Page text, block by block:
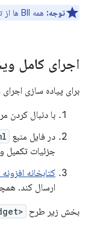
توجه: همه BII ها از تکمیل ویجت پشتیبانی نمی کنند. برای BII که قصد استفاده از آن را دارید به
اجرای کامل
برای پیاده سازی
با دنبال کردن
در فایل منبع
جزئیات
کتابخانه افزونه
ارسال کند.
بخش زیر طرح <app-widget>